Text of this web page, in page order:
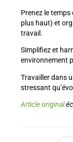
Prenez le
plus haut) et
travail.
Simplifiez et
environnement
Travailler dans
stressant
Article original